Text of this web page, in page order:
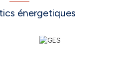
énergetiques